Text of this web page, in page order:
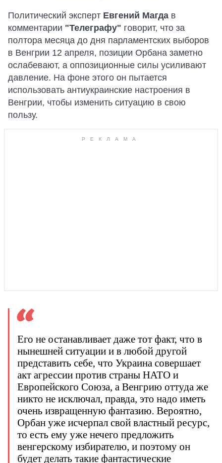
Политический эксперт Евгений Магда в
комментарии "Телеграфу" говорит, что за
полтора месяца до дня парламентских выборов
в Венгрии 12 апреля, позиции Орбана заметно
ослабевают, а оппозиционные силы усиливают
давление. На фоне этого он пытается
использовать антиукраинские настроения в
Венгрии, чтобы изменить ситуацию в свою
пользу.
Его не останавливает даже тот факт, что в
нынешней ситуации и в любой другой
представить себе, что Украина совершает
акт агрессии против страны НАТО и
Европейского Союза, а Венгрию оттуда же
никто не исключал, правда, это надо иметь
очень извращенную фантазию. Вероятно,
Орбан уже исчерпал свой властный ресурс,
то есть ему уже нечего предложить
венгерскому избирателю, и поэтому он
будет делать такие фантастические